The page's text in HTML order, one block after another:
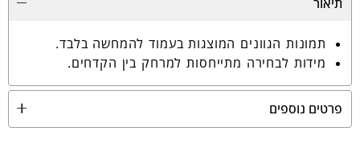
תיאור
תמונות הגוונים המוצגות בעמוד להמחשה בלבד.
מידות לבחירה מתייחסות למרחק בין הקדחים.
פרטים נוספים